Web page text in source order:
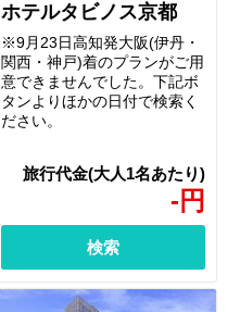
ホテルタビノス京都
- 円
※9月23日高知発大阪(伊丹・
関西・神戸)着のプランがご用
意できませんでした。下記ボ
タンよりほかの日付で検索く
ださい。
検索